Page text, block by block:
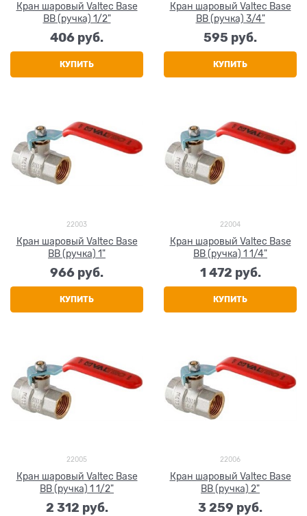
Кран шаровый Valtec Base
ВВ (ручка) 1/2"
406 руб.
КУПИТЬ
Кран шаровый Valtec Base
ВВ (ручка) 3/4"
595 руб.
КУПИТЬ
22003
Кран шаровый Valtec Base
ВВ (ручка) 1"
966 руб.
КУПИТЬ
22004
Кран шаровый Valtec Base
ВВ (ручка) 1 1/4"
1 472 руб.
КУПИТЬ
22005
Кран шаровый Valtec Base
ВВ (ручка) 1 1/2"
2 312 руб.
22006
Кран шаровый Valtec Base
ВВ (ручка) 2"
3 259 руб.